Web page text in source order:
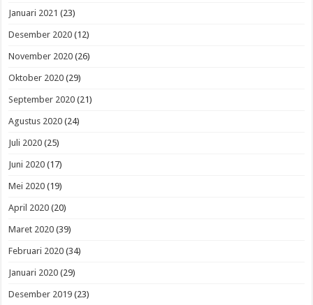
Januari 2021 (23)
Desember 2020 (12)
November 2020 (26)
Oktober 2020 (29)
September 2020 (21)
Agustus 2020 (24)
Juli 2020 (25)
Juni 2020 (17)
Mei 2020 (19)
April 2020 (20)
Maret 2020 (39)
Februari 2020 (34)
Januari 2020 (29)
Desember 2019 (23)